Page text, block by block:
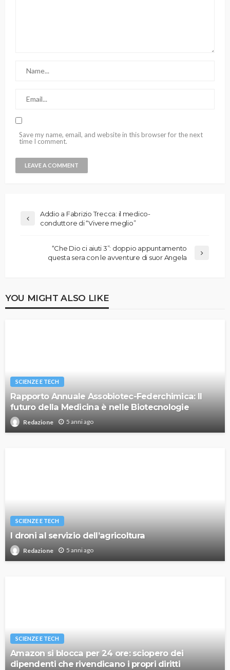
Save my name, email, and website in this browser for the next
time I comment.
Addio a Fabrizio Trecca: il medico-
conduttore di “Vivere meglio”
“Che Dio ci aiuti 3”: doppio appuntamento
questa sera con le avventure di suor Angela
YOU MIGHT ALSO LIKE
SCIENZE E TECH
Rapporto Annuale Assobiotec-Federchimica: Il
futuro della Medicina è nelle Biotecnologie
Redazione 5 anni ago
SCIENZE E TECH
I droni al servizio dell’agricoltura
Redazione 5 anni ago
SCIENZE E TECH
Amazon si blocca per 24 ore: sciopero dei
dipendenti che rivendicano i propri diritti